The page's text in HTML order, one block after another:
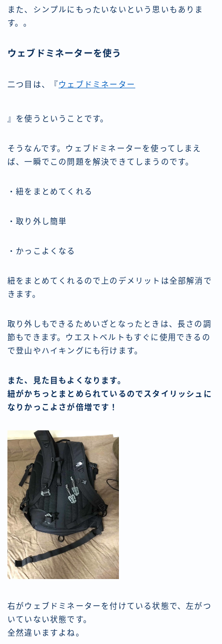
また、シンプルにもったいないという思いもありま
す。。
ウェブドミネーターを使う
二つ目は、『 ウェブドミネーター
』を使うということです。
そうなんです。ウェブドミネーターを使ってしまえ
ば、一瞬でこの問題を解決できてしまうのです。
・紐をまとめてくれる
・取り外し簡単
・かっこよくなる
紐をまとめてくれるので上のデメリットは全部解消で
きます。
取り外しもできるためいざとなったときは、長さの調
節もできます。ウエストベルトもすぐに使用できるの
で登山やハイキングにも行けます。
また、見た目もよくなります。
紐がかちっとまとめられているのでスタイリッシュに
なりかっこよさが倍増です！
右がウェブドミネーターを付けている状態で、左がつ
いていない状態です。
全然違いますよね。